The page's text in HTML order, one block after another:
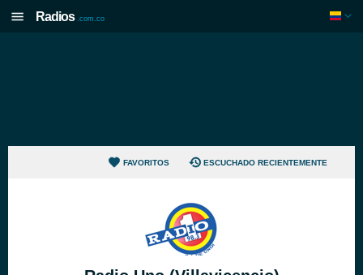
Radios .com.co
FAVORITOS ESCUCHADO RECIENTEMENTE